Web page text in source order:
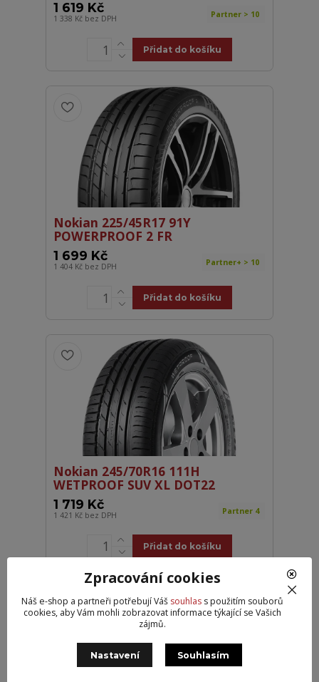
1 619 Kč
1 338 Kč bez DPH Partner > 10
Přidat do košíku
Nokian 225/45R17 91Y
POWERPROOF 2 FR
1 699 Kč
1 404 Kč bez DPH Partner+ > 10
Přidat do košíku
Nokian 245/70R16 111H
WETPROOF SUV XL DOT22
1 719 Kč
1 421 Kč bez DPH Partner 4
Přidat do košíku
Zpracování cookies
Náš e-shop a partneři potřebují Váš souhlass použitím souborů
cookies, aby Vám mohli zobrazovat informace týkající se Vašich
zájmů.
Nastavení Souhlasím